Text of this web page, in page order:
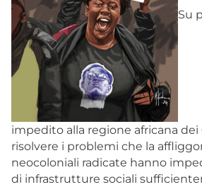
Su
impedito alla regione africana dei
risolvere i problemi che la
neocoloniali radicate hanno
di infrastrutture sociali